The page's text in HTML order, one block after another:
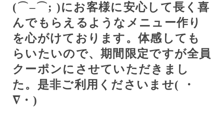
(⌒–⌒; )にお客様に安心して長く喜
んでもらえるようなメニュー作り
を心がけております。体感しても
らいたいので、期間限定ですが全員
クーポンにさせていただきまし
た。是非ご利用くださいませ(
・
∇・)